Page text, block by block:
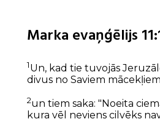
Marka evaņģēlijs
1Un, kad tie tuvojās
divus no Saviem mācekļiem
2un tiem saka: "Noeita
kura vēl neviens cilvēks